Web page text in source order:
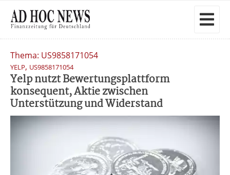
Thema: US9858171054
YELP, US9858171054
Yelp nutzt Bewertungsplattform
konsequent, Aktie zwischen
Unterstützung und Widerstand